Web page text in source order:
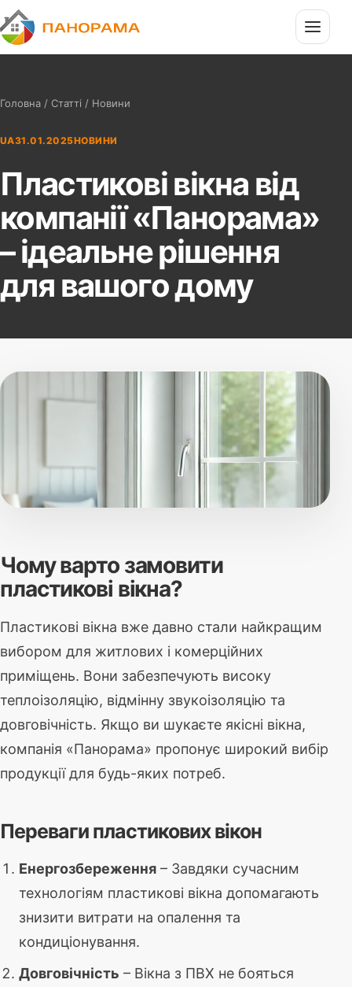
П
Панорама
Головна / Статті / Новини
UA31.01.2025НОВИНИ
Пластикові вікна від
компанії «Панорама»
– ідеальне рішення
для вашого дому
Чому варто замовити
пластикові вікна?
Пластикові вікна вже давно стали найкращим
вибором для житлових і комерційних
приміщень. Вони забезпечують високу
теплоізоляцію, відмінну звукоізоляцію та
довговічність. Якщо ви шукаєте якісні вікна,
компанія «Панорама» пропонує широкий вибір
продукції для будь-яких потреб.
Переваги пластикових вікон
Енергозбереження – Завдяки сучасним
технологіям пластикові вікна допомагають
знизити витрати на опалення та
кондиціонування.
Довговічність – Вікна з ПВХ не бояться